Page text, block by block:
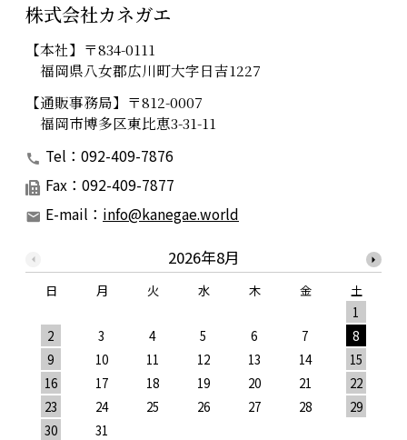
株式会社カネガエ
【本社】〒834-0111
福岡県八女郡広川町大字日吉1227
【通販事務局】〒812-0007
福岡市博多区東比恵3-31-11
Tel：092-409-7876
Fax：092-409-7877
E-mail： info@kanegae.world
2026年8月
日 月 火 水 木 金
土
1
2
3 4 5 6 7
8
9
10 11 12 13 14
15
16
17 18 19 20 21
22
23
24 25 26 27 28
29
30
31